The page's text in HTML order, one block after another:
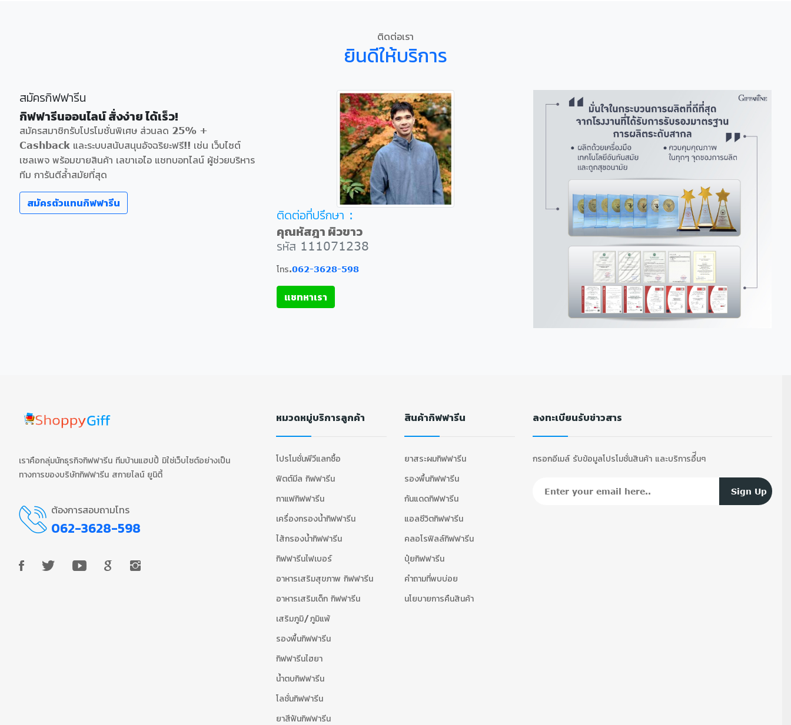
ติดต่อเรา
ยินดีให้บริการ
สมัครกิฟฟารีน
กิฟฟารีนออนไลน์ สั่งง่าย ได้เร็ว!
สมัครสมาชิกรับโปรโมชั่นพิเศษ ส่วนลด 25% +
Cashback และระบบสนับสนุนอัจฉริยะฟรี!! เช่น เว็บไซต์
เซลเพจ พร้อมขายสินค้า เลขาเอไอ แชทบอทไลน์ ผู้ช่วยบริหาร
ทีม การันตีล้ำสมัยที่สุด
สมัครตัวแทนกิฟฟารีน
ติดต่อที่ปรึกษา :
คุณหัสฎา ผิวขาว
รหัส 111071238
โทร.062-3628-598
แชทหาเรา
เราคือกลุ่มนักธุรกิจกิฟฟารีน ทีมบ้านแฮปปี้ มิใช่เว็บไซต์อย่างเป็น
ทางการของบริษัทกิฟฟารีน สกายไลน์ ยูนิตี้
ต้องการสอบถามโทร
062-3628-598
หมวดหมู่บริการลูกค้า
โปรโมชั่นพีวีแลกซื้อ
ฟิตต์มีล กิฟฟารีน
กาแฟกิฟฟารีน
เครื่องกรองน้ำกิฟฟารีน
ไส้กรองน้ำกิฟฟารีน
กิฟฟารีนไฟเบอร์
อาหารเสริมสุขภาพ กิฟฟารีน
อาหารเสริมเด็ก กิฟฟารีน
เสริมภูมิ/ภูมิแพ้
รองพื้นกิฟฟารีน
กิฟฟารีนไฮยา
น้ำตบกิฟฟารีน
โลชั่นกิฟฟารีน
ยาสีฟันกิฟฟารีน
สินค้ากิฟฟารีน
ยาสระผมกิฟฟารีน
รองพื้นกิฟฟารีน
กันแดดกิฟฟารีน
แอลซีวิตกิฟฟารีน
คลอโรฟิลล์กิฟฟารีน
ปุ๋ยกิฟฟารีน
คำถามที่พบบ่อย
นโยบายการคืนสินค้า
ลงทะเบียนรับข่าวสาร
กรอกอีเมล์ รับข้อมูลโปรโมชั่นสินค้า และบริการอื่ีนๆ